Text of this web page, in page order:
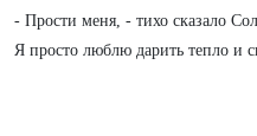
- Прости меня, - тихо сказало
Я просто люблю дарить тепло и